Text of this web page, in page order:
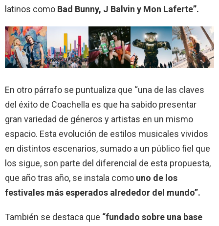
latinos como Bad Bunny, J Balvin y Mon Laferte”.
En otro párrafo se puntualiza que “una de las claves
del éxito de Coachella es que ha sabido presentar
gran variedad de géneros y artistas en un mismo
espacio. Esta evolución de estilos musicales vividos
en distintos escenarios, sumado a un público fiel que
los sigue, son parte del diferencial de esta propuesta,
que año tras año, se instala como uno de los
festivales más esperados alrededor del mundo”.
También se destaca que “fundado sobre una base